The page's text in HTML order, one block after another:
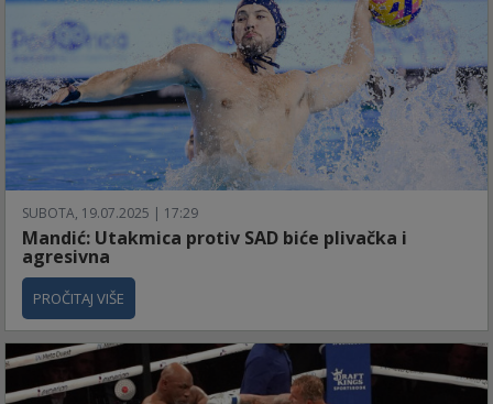
SUBOTA, 19.07.2025 | 17:29
Mandić: Utakmica protiv SAD biće plivačka i
agresivna
PROČITAJ VIŠE